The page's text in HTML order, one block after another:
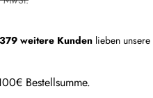
379 weitere Kunden lieben unsere
Bestellsumme.